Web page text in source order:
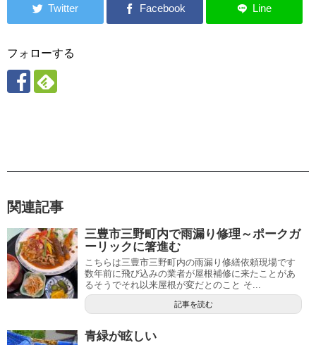
フォローする
関連記事
三豊市三野町内で雨漏り修理～ポークガ
ーリックに箸進む
こちらは三豊市三野町内の雨漏り修繕依頼現場です
数年前に飛び込みの業者が屋根補修に来たことがあ
るそうでそれ以来屋根が変だとのこと そ...
記事を読む
青緑が眩しい